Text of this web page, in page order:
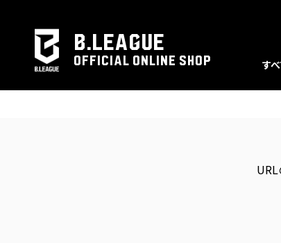
B.LEAGUE
OFFICIAL ONLINE SHOP す